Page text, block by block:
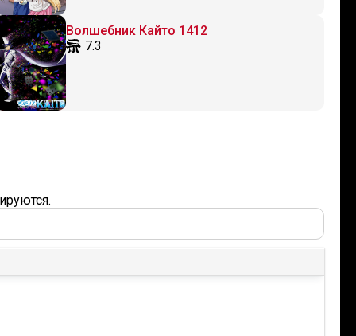
Волшебник Кайто 1412
7.3